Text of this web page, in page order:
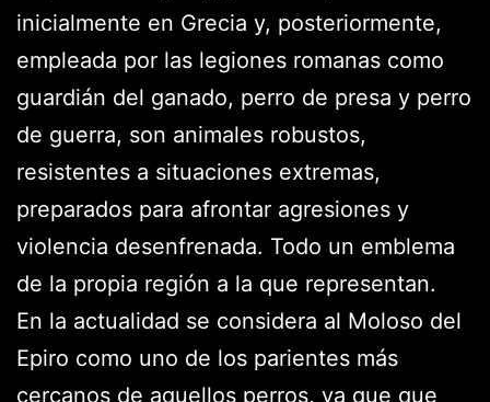
inicialmente en Grecia y, posteriormente,
empleada por las legiones romanas como
guardián del ganado, perro de presa y perro
de guerra, son animales robustos,
resistentes a situaciones extremas,
preparados para afrontar agresiones y
violencia desenfrenada. Todo un emblema
de la propia región a la que representan.
En la actualidad se considera al Moloso del
Epiro como uno de los parientes más
cercanos de aquellos perros, ya que que